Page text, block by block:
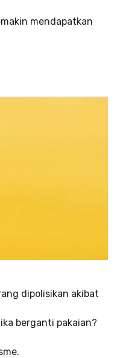
mendapatkan
dipolisikan akibat
berganti pakaian?